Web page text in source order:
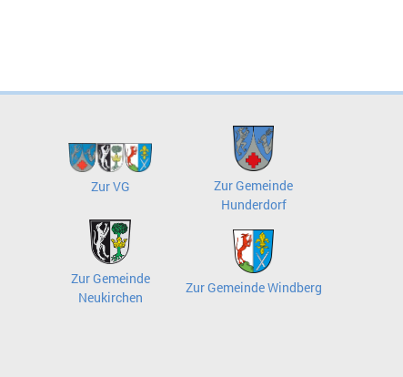
Zur VG
Zur Gemeinde
Hunderdorf
Zur Gemeinde
Neukirchen
Zur Gemeinde Windberg